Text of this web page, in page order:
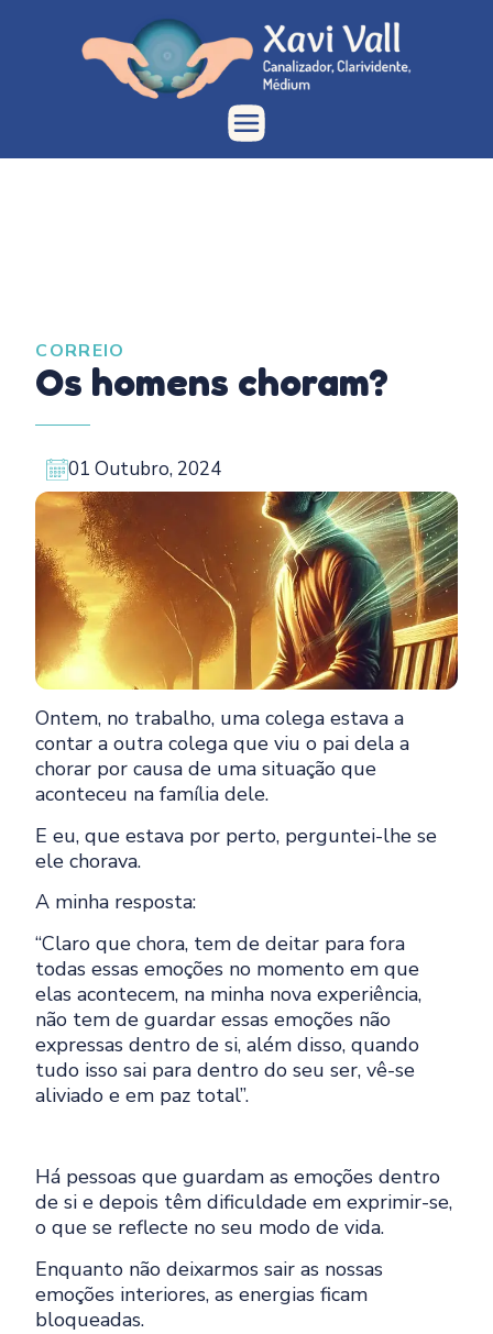
CORREIO
Os homens choram?
01 Outubro, 2024
Ontem, no trabalho, uma colega estava a
contar a outra colega que viu o pai dela a
chorar por causa de uma situação que
aconteceu na família dele.
E eu, que estava por perto, perguntei-lhe se
ele chorava.
A minha resposta:
“Claro que chora, tem de deitar para fora
todas essas emoções no momento em que
elas acontecem, na minha nova experiência,
não tem de guardar essas emoções não
expressas dentro de si, além disso, quando
tudo isso sai para dentro do seu ser, vê-se
aliviado e em paz total”.
Há pessoas que guardam as emoções dentro
de si e depois têm dificuldade em exprimir-se,
o que se reflecte no seu modo de vida.
Enquanto não deixarmos sair as nossas
emoções interiores, as energias ficam
bloqueadas.